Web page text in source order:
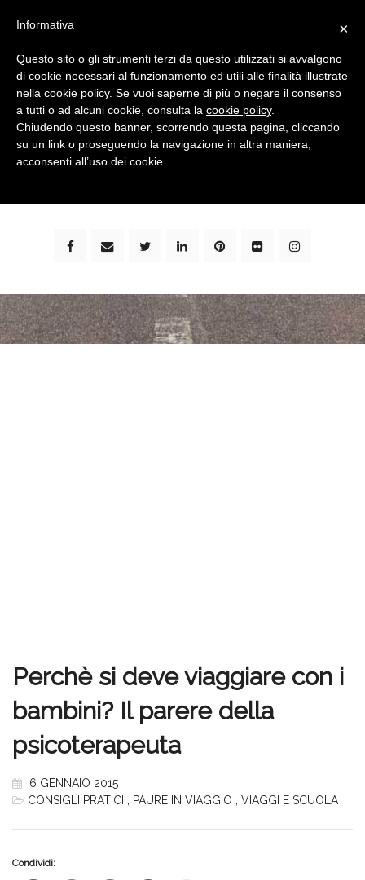
bimbi e viaggi - family travel blog: community #1 in
Perchè si deve viaggiare con i
bambini? Il parere della
psicoterapeuta
6 GENNAIO 2015
CONSIGLI PRATICI
PAURE IN VIAGGIO VIAGGI E SCUOLA
Condividi:
×
Informativa
Questo sito o gli strumenti terzi da questo utilizzati si avvalgono
di cookie necessari al funzionamento ed utili alle finalità illustrate
nella cookie policy. Se vuoi saperne di più o negare il consenso
a tutti o ad alcuni cookie, consulta la cookie policy.
Chiudendo questo banner, scorrendo questa pagina, cliccando
su un link o proseguendo la navigazione in altra maniera,
acconsenti all’uso dei cookie.